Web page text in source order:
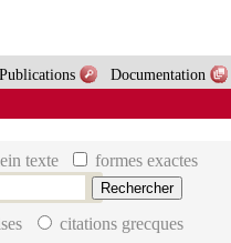
Documentation
Publications
texte formes exactes
citations grecques